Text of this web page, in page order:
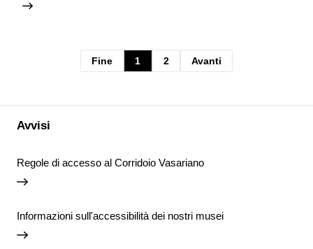
Fine 1 2 Avanti
Avvisi
Regole di accesso al Corridoio Vasariano
Informazioni sull'accessibilità dei nostri musei